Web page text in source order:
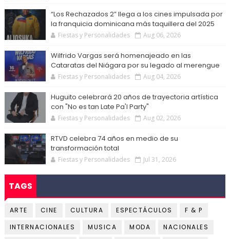
“Los Rechazados 2” llega a los cines impulsada por
la franquicia dominicana más taquillera del 2025
Fiestas y Personalidades Aug 06, 2026
Wilfrido Vargas será homenajeado en las
Cataratas del Niágara por su legado al merengue
Fiestas y Personalidades Aug 04, 2026
Huguito celebrará 20 años de trayectoria artística
con "No es tan Late Pa'l Party"
Fiestas y Personalidades Aug 02, 2026
RTVD celebra 74 años en medio de su
transformación total
Fiestas y Personalidades Jul 31, 2026
TAGS
ARTE CINE CULTURA ESPECTÁCULOS
F & P
INTERNACIONALES
MUSICA MODA
NACIONALES